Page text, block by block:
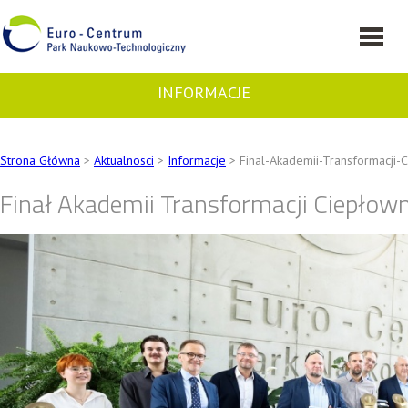
INFORMACJE
Strona Główna > Aktualnosci > Informacje > Final-Akademii-Transformacji-
Finał Akademii Transformacji